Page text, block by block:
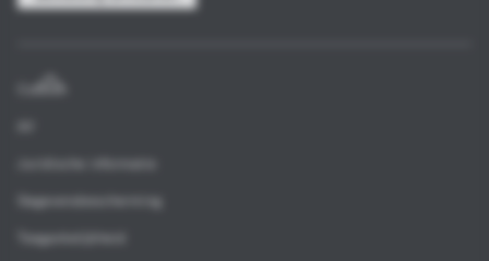
Gegevensbescherming
Toegankelijkheid